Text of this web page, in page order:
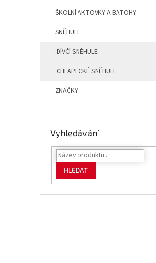
ŠKOLNÍ AKTOVKY A BATOHY
SNĚHULE
.DÍVČÍ SNĚHULE
.CHLAPECKÉ SNĚHULE
ZNAČKY
Vyhledávání
HLEDAT